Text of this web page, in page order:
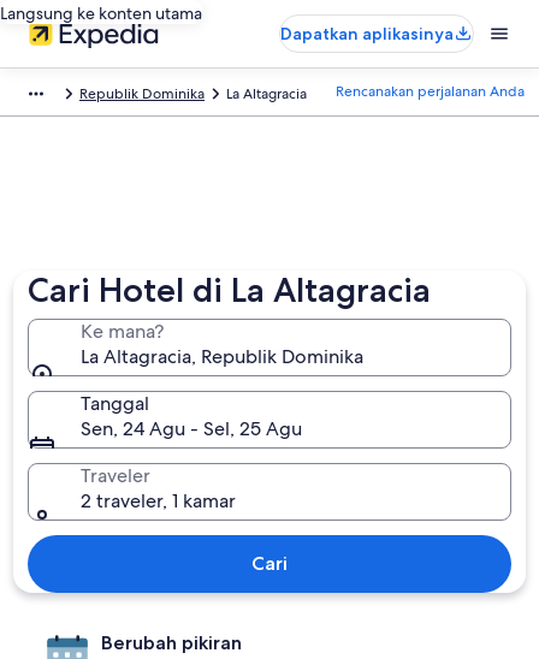
Langsung ke konten utama
Dapatkan aplikasinya
Republik Dominika La Altagracia Rencanakan perjalanan Anda
Cari Hotel di La Altagracia
Ke mana?
La Altagracia, Republik Dominika
Tanggal
Sen, 24 Agu - Sel, 25 Agu
Traveler
2 traveler, 1 kamar
Cari
Berubah pikiran